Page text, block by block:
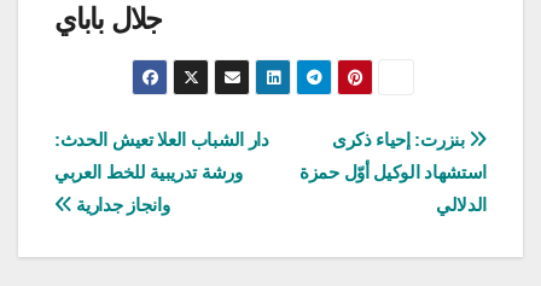
جلال باباي
تصفّح
المقالات
دار الشباب العلا تعيش الحدث:
ورشة تدريبية للخط العربي
وانجاز جدارية
بنزرت: إحياء ذكرى
استشهاد الوكيل أوّل حمزة
الدلالي